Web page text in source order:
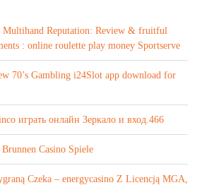
Multihand Reputation: Review & fruitful
: online roulette play money Sportserve
70’s Gambling i24Slot app download for
играть онлайн Зеркало и вход.466
Casino Spiele
Czeka – energycasino Z Licencją MGA,